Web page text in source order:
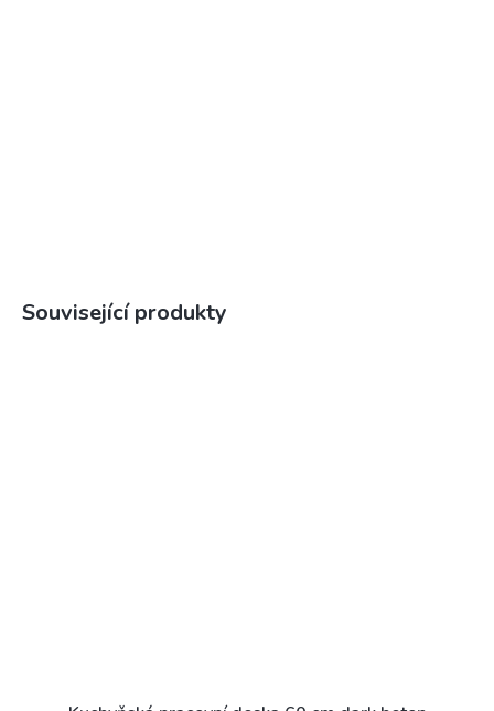
Související produkty